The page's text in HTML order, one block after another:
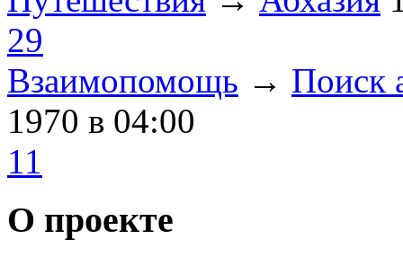
29
Взаимопомощь → Поиск
1970 в 04:00
11
О проекте